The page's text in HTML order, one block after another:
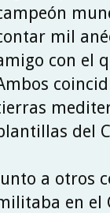
mil
con el
del
a otros
en el